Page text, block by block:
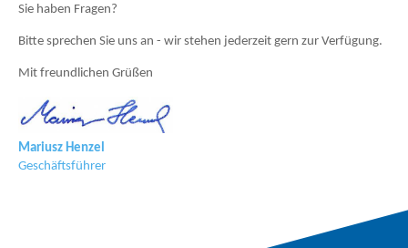
Sie haben Fragen?
Bitte sprechen Sie uns an - wir stehen jederzeit gern zur Verfügung.
Mit freundlichen Grüßen
Mariusz Henzel
Geschäftsführer